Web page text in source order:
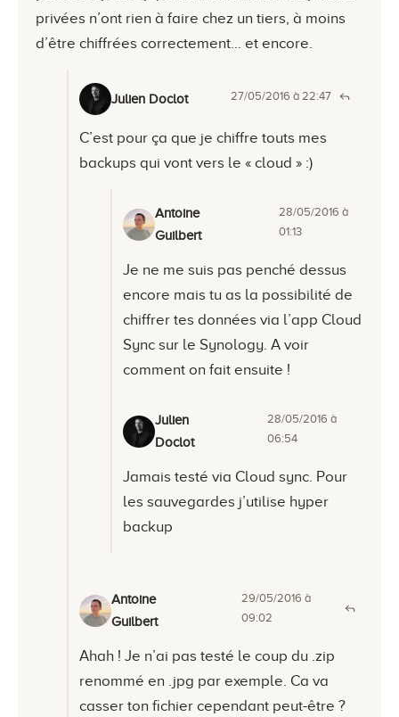
privées n’ont rien à faire chez un tiers, à moins
d’être chiffrées correctement… et encore.
Julien Doclot 27/05/2016 à 22:47
C’est pour ça que je chiffre touts mes
backups qui vont vers le « cloud » :)
Antoine
Guilbert
28/05/2016 à
01:13
Je ne me suis pas penché dessus
encore mais tu as la possibilité de
chiffrer tes données via l’app Cloud
Sync sur le Synology. A voir
comment on fait ensuite !
Julien
Doclot
28/05/2016 à
06:54
Jamais testé via Cloud sync. Pour
les sauvegardes j’utilise hyper
backup
Antoine
Guilbert
29/05/2016 à
09:02
Ahah ! Je n’ai pas testé le coup du .zip
renommé en .jpg par exemple. Ca va
casser ton fichier cependant peut-être ?